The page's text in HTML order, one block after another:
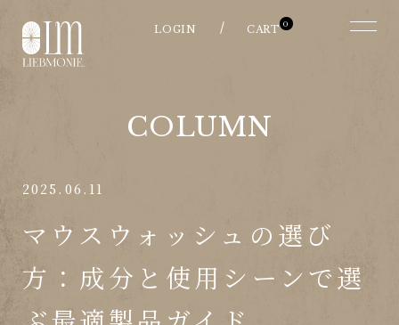
0
COLUMN
2025.06.11
マウスウォッシュの選び
方：成分と使用シーンで選